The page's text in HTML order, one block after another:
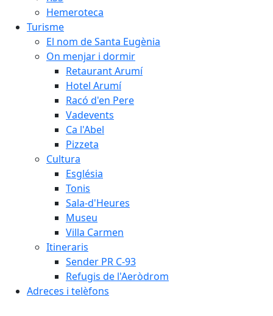
Hemeroteca
Turisme
El nom de Santa Eugènia
On menjar i dormir
Retaurant Arumí
Hotel Arumí
Racó d'en Pere
Vadevents
Ca l'Abel
Pizzeta
Cultura
Església
Tonis
Sala-d'Heures
Museu
Villa Carmen
Itineraris
Sender PR C-93
Refugis de l'Aeròdrom
Adreces i telèfons